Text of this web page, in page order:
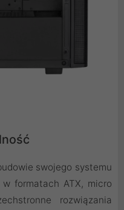
swojego systemu
w formatach ATX, micro
rozwiązania